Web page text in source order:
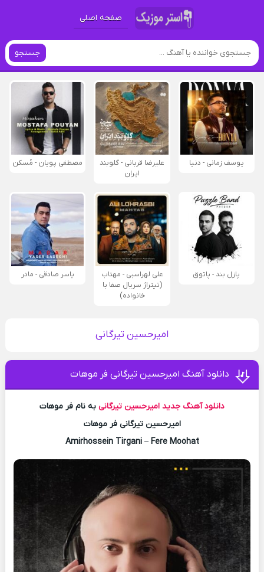
صفحه اصلی
جستجو
یوسف زمانی - دنیا
علیرضا قربانی - گلوبند
ایران
مصطفی پویان - مُسکن
پازل بند - پاتوق
علی لهراسبی - مهتاب
(تیتراژ سریال صفا با
خانواده)
یاسر صادقی - مادر
امیرحسین تیرگانی
دانلود آهنگ امیرحسین تیرگانی فر موهات
دانلود آهنگ جدید امیرحسین تیرگانی به نام فر موهات
امیرحسین تیرگانی فر موهات
Amirhossein Tirgani – Fere Moohat